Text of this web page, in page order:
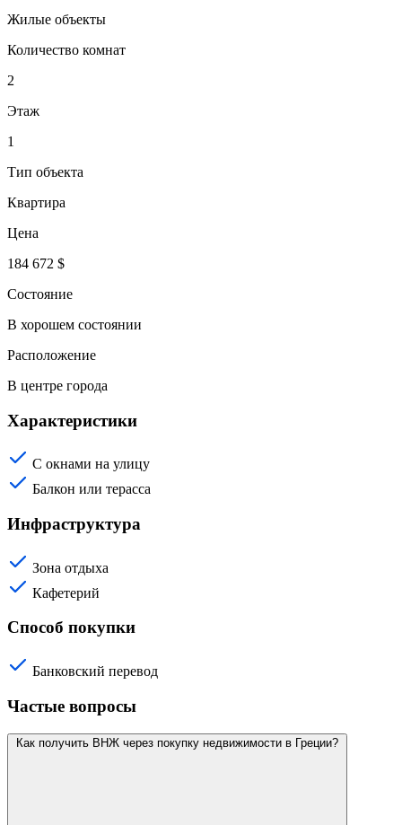
Жилые объекты
Количество комнат
2
Этаж
1
Тип объекта
Квартира
Цена
184 672 $
Состояние
В хорошем состоянии
Расположение
В центре города
Характеристики
С окнами на улицу
Балкон или терасса
Инфраструктура
Зона отдыха
Кафетерий
Способ покупки
Банковский перевод
Частые вопросы
Как получить ВНЖ через покупку недвижимости в Греции?